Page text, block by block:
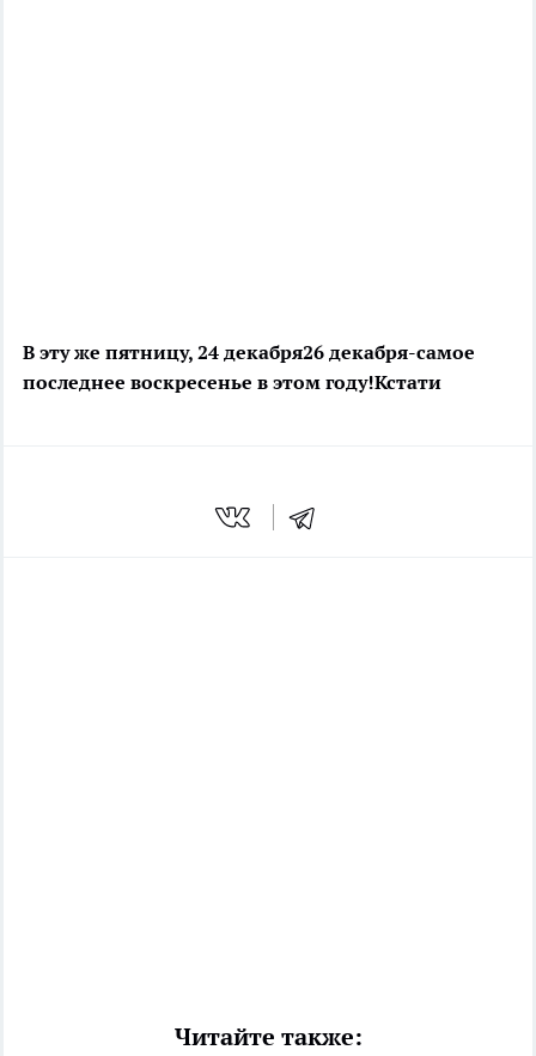
В эту же пятницу, 24 декабря26 декабря-самое
последнее воскресенье в этом году!Кстати
Читайте также: